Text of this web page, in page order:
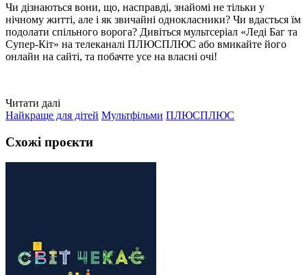
Чи дізнаються вони, що, насправді, знайомі не тільки у
нічному житті, але і як звичайні однокласники? Чи вдасться їм
подолати спільного ворога? Дивіться мультсеріал «Леді Баг та
Супер-Кіт» на телеканалі ПЛЮСПЛЮС або вмикайте його
онлайн на сайті, та побачте усе на власні очі!
Читати далі
Найкраще для дітей Мультфільми ПЛЮСПЛЮС
Схожі проєкти